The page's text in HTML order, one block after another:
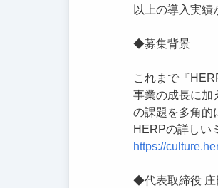
以上の導入実績
◆募集背景
これまで『
事業の成長に加
の課題を多角的
HERPの詳しい
https://
◆代表取締役 庄